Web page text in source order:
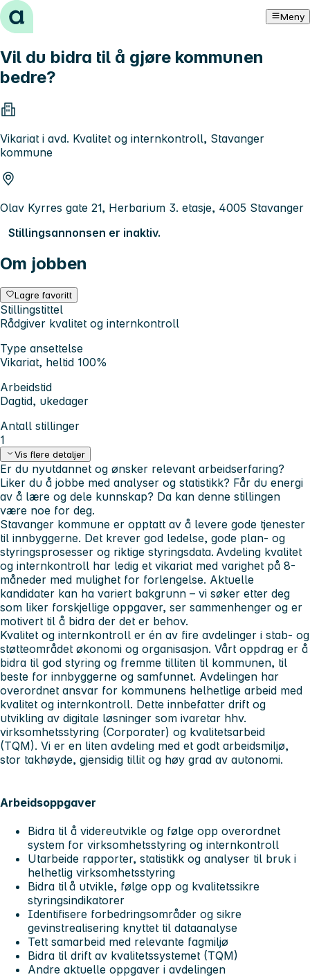
Hopp til innhold Meny
Vil du bidra til å gjøre kommunen
bedre?
Vikariat i avd. Kvalitet og internkontroll, Stavanger
kommune
Olav Kyrres gate 21, Herbarium 3. etasje, 4005 Stavanger
Stillingsannonsen er inaktiv.
Om jobben
Lagre favoritt
Stillingstittel
Rådgiver kvalitet og internkontroll
Type ansettelse
Vikariat, heltid 100%
Arbeidstid
Dagtid, ukedager
Antall stillinger
1
Vis flere detaljer
Er du nyutdannet og ønsker relevant arbeidserfaring?
Liker du å jobbe med analyser og statistikk? Får du energi
av å lære og dele kunnskap? Da kan denne stillingen
være noe for deg.
Stavanger kommune er opptatt av å levere gode tjenester
til innbyggerne. Det krever god ledelse, gode plan- og
styringsprosesser og riktige styringsdata. Avdeling kvalitet
og internkontroll har ledig et vikariat med varighet på 8-
måneder med mulighet for forlengelse. Aktuelle
kandidater kan ha variert bakgrunn – vi søker etter deg
som liker forskjellige oppgaver, ser sammenhenger og er
motivert til å bidra der det er behov.
Kvalitet og internkontroll er én av fire avdelinger i stab- og
støtteområdet økonomi og organisasjon. Vårt oppdrag er å
bidra til god styring og fremme tilliten til kommunen, til
beste for innbyggerne og samfunnet. Avdelingen har
overordnet ansvar for kommunens helhetlige arbeid med
kvalitet og internkontroll. Dette innbefatter drift og
utvikling av digitale løsninger som ivaretar hhv.
virksomhetsstyring (Corporater) og kvalitetsarbeid
(TQM). Vi er en liten avdeling med et godt arbeidsmiljø,
stor takhøyde, gjensidig tillit og høy grad av autonomi.
Arbeidsoppgaver
Bidra til å videreutvikle og følge opp overordnet
system for virksomhetsstyring og internkontroll
Utarbeide rapporter, statistikk og analyser til bruk i
helhetlig virksomhetsstyring
Bidra til å utvikle, følge opp og kvalitetssikre
styringsindikatorer
Identifisere forbedringsområder og sikre
gevinstrealisering knyttet til dataanalyse
Tett samarbeid med relevante fagmiljø
Bidra til drift av kvalitetssystemet (TQM)
Andre aktuelle oppgaver i avdelingen